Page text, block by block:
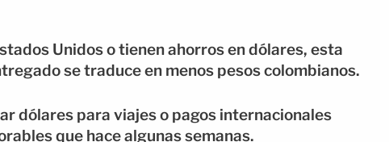
Unidos o tienen ahorros en dólares, esta
se traduce en menos pesos colombianos.
dólares para viajes o pagos internacionales
que hace algunas semanas.